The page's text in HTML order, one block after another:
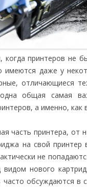
принтеров не
имеются даже у
отличающиеся
общая самая
а именно,
часть принтера, от
на свой
не
нового
обсуждаются